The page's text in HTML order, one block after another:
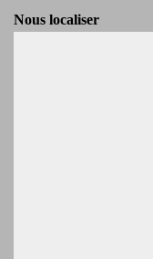
Nous localiser